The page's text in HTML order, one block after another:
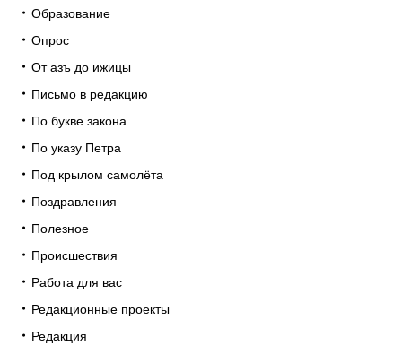
Образование
Опрос
От азъ до ижицы
Письмо в редакцию
По букве закона
По указу Петра
Под крылом самолёта
Поздравления
Полезное
Происшествия
Работа для вас
Редакционные проекты
Редакция